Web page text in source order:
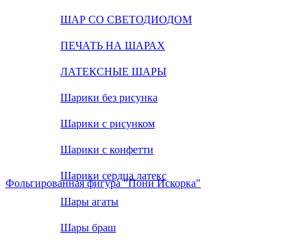
ШАР СО СВЕТОДИОДОМ
ПЕЧАТЬ НА ШАРАХ
ЛАТЕКСНЫЕ ШАРЫ
Шарики без рисунка
Шарики с рисунком
Шарики с конфетти
Шарики сердца латекс
Шары агаты
Шары браш
Фольгированная фигура "Пони Искорка"